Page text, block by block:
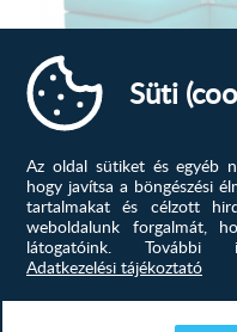
Praktikus,
meg
Süti
Az oldal sütiket és egyéb
hogy javítsa a böngészési
tartalmakat és célzott
weboldalunk forgalmát,
látogatóink.
További
Adatkezelési tájékoztató